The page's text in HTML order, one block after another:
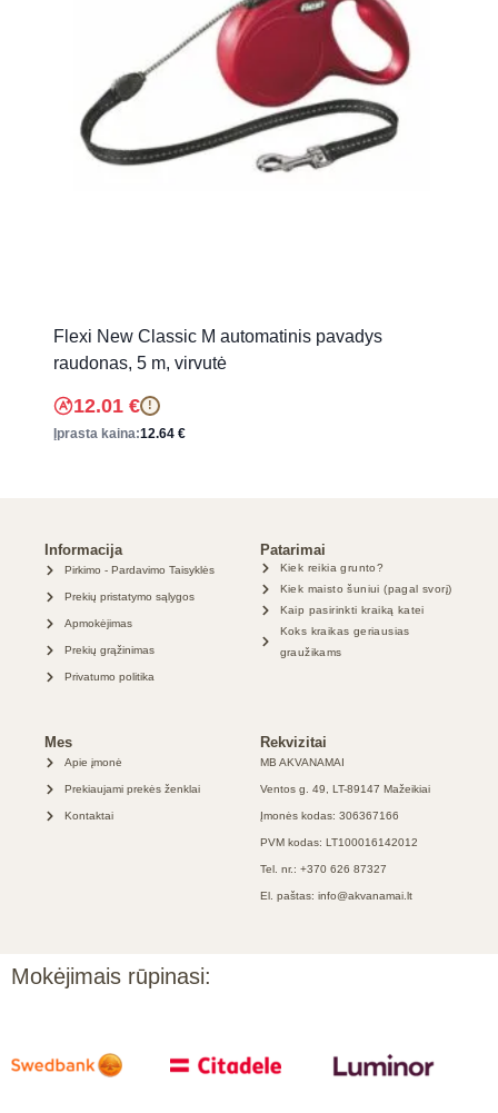
Flexi New Classic M automatinis pavadys
raudonas, 5 m, virvutė
12.01 € !
Įprasta kaina:12.64 €
Informacija
Pirkimo - Pardavimo Taisyklės
Prekių pristatymo sąlygos
Apmokėjimas
Prekių grąžinimas
Privatumo politika
Patarimai
Kiek reikia grunto?
Kiek maisto šuniui (pagal svorį)
Kaip pasirinkti kraiką katei
Koks kraikas geriausias
graužikams
Mes
Apie įmonė
Prekiaujami prekės ženklai
Kontaktai
Rekvizitai
MB AKVANAMAI
Ventos g. 49, LT-89147 Mažeikiai
Įmonės kodas: 306367166
PVM kodas: LT100016142012
Tel. nr.: +370 626 87327
El. paštas: info@akvanamai.lt
Mokėjimais rūpinasi: